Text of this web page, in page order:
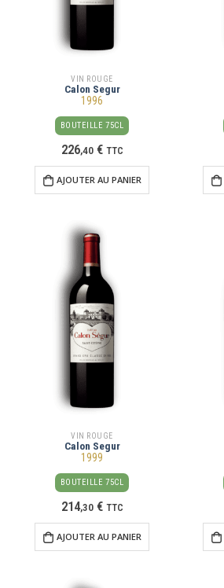
VIN ROUGE
Calon Segur
1996
BOUTEILLE 75CL
226,40 € TTC
AJOUTER AU PANIER
VIN ROUGE
Calon Segur
1999
BOUTEILLE 75CL
214,30 € TTC
AJOUTER AU PANIER